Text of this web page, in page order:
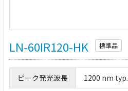
LN-60IR120-HK 標準品
ピーク発光波長 1200 nm typ.